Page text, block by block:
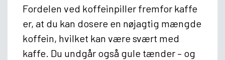
Fordelen ved koffeinpiller fremfor kaffe
er, at du kan dosere en nøjagtig mængde
koffein, hvilket kan være svært med
kaffe. Du undgår også gule tænder – og